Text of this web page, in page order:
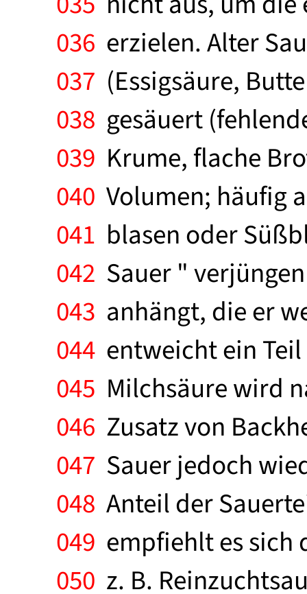
036 erzielen. Alter
037 (Essigsäure,
038 gesäuert
039 Krume, flache
040 Volumen; häufig
041 blasen oder
042 Sauer "
043 anhängt, die er
044 entweicht ein
045 Milchsäure wird
046 Zusatz von
047 Sauer jedoch
048 Anteil der
049 empfiehlt es sich
050 z. B.